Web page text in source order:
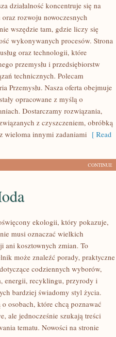
działalność koncentruje się na
rozwoju nowoczesnych
wszędzie tam, gdzie liczy się
wykonywanych procesów. Strona
oraz technologii, które
przemysłu i przedsiębiorstw
technicznych. Polecam
Przemysłu. Nasza oferta obejmuje
opracowane z myślą o
Dostarczamy rozwiązania,
z czyszczeniem, obróbką
wieloma innymi zadaniami [ Read
CONTINUE
ekologii, który pokazuje,
musi oznaczać wielkich
ani kosztownych zmian. To
może znaleźć porady, praktyczne
codziennych wyborów,
energii, recyklingu, przyrody i
bardziej świadomy styl życia.
osobach, które chcą poznawać
ale jednocześnie szukają treści
tematu. Nowości na stronie